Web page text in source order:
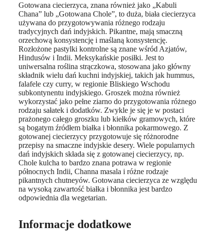
Gotowana ciecierzyca, znana również jako „Kabuli
Chana” lub „Gotowana Chole”, to duża, biała ciecierzyca
używana do przygotowywania różnego rodzaju
tradycyjnych dań indyjskich. Pikantne, mają smaczną
orzechową konsystencję i maślaną konsystencję.
Rozłożone pastylki kontrolne są znane wśród Azjatów,
Hindusów i Indii. Meksykańskie posiłki. Jest to
uniwersalna roślina strączkowa, stosowana jako główny
składnik wielu dań kuchni indyjskiej, takich jak hummus,
falafele czy curry, w regionie Bliskiego Wschodu
subkontynentu indyjskiego. Groszek można również
wykorzystać jako pełne ziarno do przygotowania różnego
rodzaju sałatek i dodatków. Zwykle je się je w postaci
prażonego całego groszku lub kiełków gramowych, które
są bogatym źródłem białka i błonnika pokarmowego. Z
gotowanej ciecierzycy przygotowuje się różnorodne
przepisy na smaczne indyjskie desery. Wiele popularnych
dań indyjskich składa się z gotowanej ciecierzycy, np.
Chole kulcha to bardzo znana potrawa w regionie
północnych Indii, Channa masala i różne rodzaje
pikantnych chutneyów. Gotowana ciecierzyca ze względu
na wysoką zawartość białka i błonnika jest bardzo
odpowiednia dla wegetarian.
Informacje dodatkowe